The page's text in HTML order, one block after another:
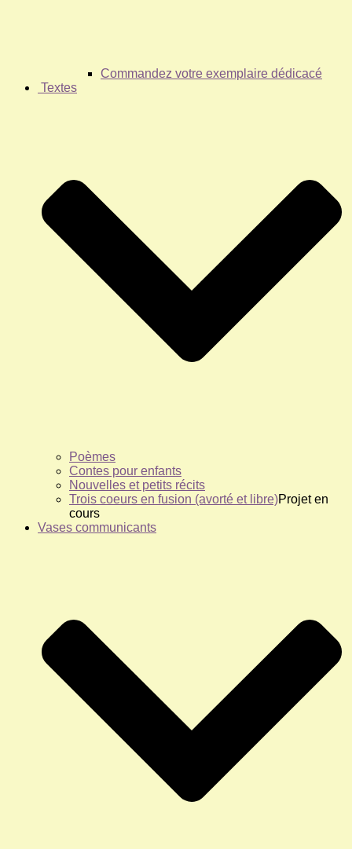
Commandez votre exemplaire dédicacé
Textes
Poèmes
Contes pour enfants
Nouvelles et petits récits
Trois coeurs en fusion (avorté et libre)Projet en
cours
Vases communicants